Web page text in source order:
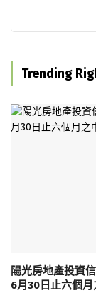
Trending
陽光房地產投資
6月30日止六個